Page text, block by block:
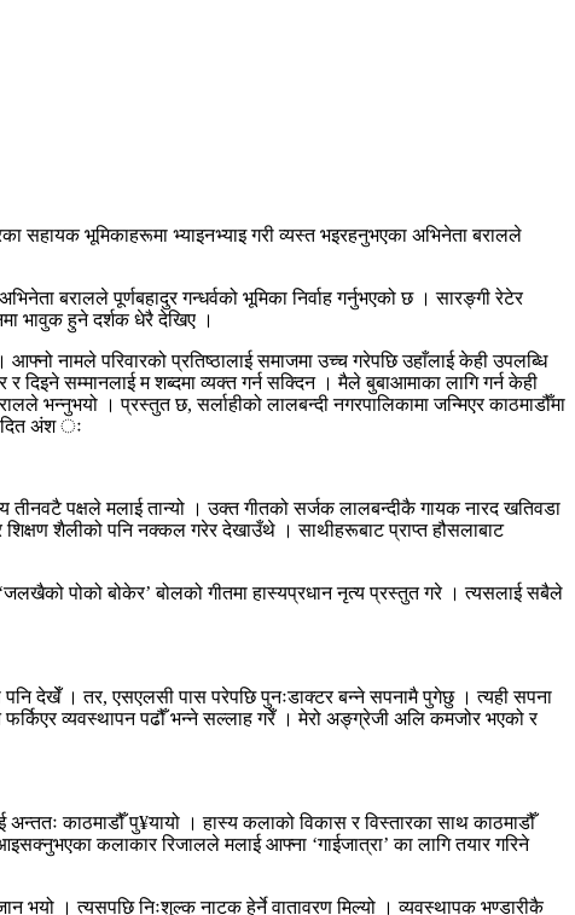
सहायक भूमिकाहरूमा भ्याइनभ्याइ गरी व्यस्त भइरहनुभएका अभिनेता बरालले
बरालले पूर्णबहादुर गन्धर्वको भूमिका निर्वाह गर्नुभएको छ । सारङ्गी रेटेर
भावुक हुने दर्शक धेरै देखिए ।
नामले परिवारको प्रतिष्ठालाई समाजमा उच्च गरेपछि उहाँलाई केही उपलब्धि
सम्मानलाई म शब्दमा व्यक्त गर्न सक्दिन । मैले बुबाआमाका लागि गर्न केही
भन्नुभयो । प्रस्तुत छ, सर्लाहीको लालबन्दी नगरपालिकामा जन्मिएर काठमाडौँमा
अंश ः
पक्षले मलाई तान्यो । उक्त गीतको सर्जक लालबन्दीकै गायक नारद खतिवडा
शैलीको पनि नक्कल गरेर देखाउँथे । साथीहरूबाट प्राप्त हौसलाबाट
पोको बोकेर’ बोलको गीतमा हास्यप्रधान नृत्य प्रस्तुत गरे । त्यसलाई सबैले
देखेँ । तर, एसएलसी पास परेपछि पुनःडाक्टर बन्ने सपनामै पुगेछु । त्यही सपना
व्यवस्थापन पढौँ भन्ने सल्लाह गरेँ । मेरो अङ्ग्रेजी अलि कमजोर भएको र
काठमाडौँ पु¥यायो । हास्य कलाको विकास र विस्तारका साथ काठमाडौँ
कलाकार रिजालले मलाई आफ्ना ‘गाईजात्रा’ का लागि तयार गरिने
। त्यसपछि निःशुल्क नाटक हेर्ने वातावरण मिल्यो । व्यवस्थापक भण्डारीकै